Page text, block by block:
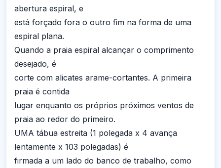
abertura espiral, e
está forçado fora o outro fim na forma de uma
espiral plana.
Quando a praia espiral alcançar o comprimento
desejado, é
corte com alicates arame-cortantes. A primeira
praia é contida
lugar enquanto os próprios próximos ventos de
praia ao redor do primeiro.
UMA tábua estreita (1 polegada x 4 avança
lentamente x 103 polegadas) é
firmada a um lado do banco de trabalho, como